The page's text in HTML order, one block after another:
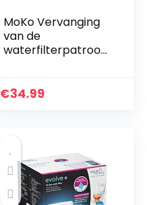
MoKo Vervanging
van de
waterfilterpatroon,
Geavanceerde
€34.99